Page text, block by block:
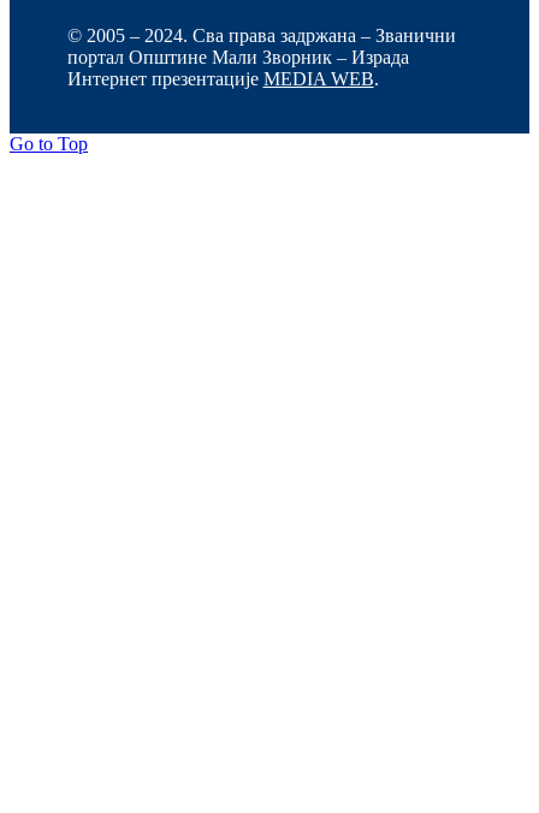
© 2005 – 2024. Сва права задржана – Званични
портал Општине Мали Зворник – Израда
Интернет презентације MEDIA WEB.
Go to Top